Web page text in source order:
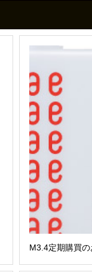
M3.4定期購買の